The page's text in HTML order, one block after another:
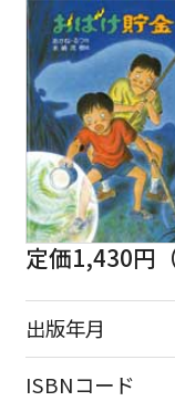
定価1,430円
出版年月
ISBNコード